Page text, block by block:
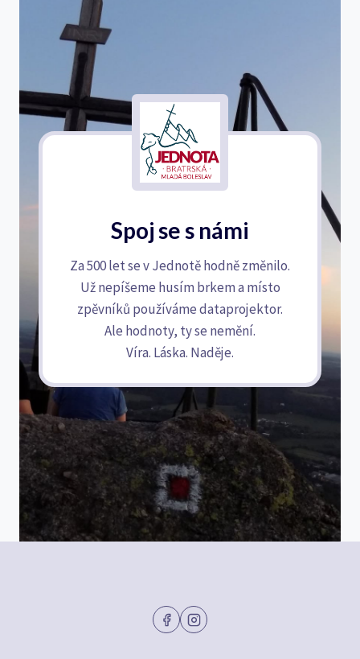
Spoj se s námi
Za 500 let se v Jednotě hodně změnilo.
Už nepíšeme husím brkem a místo
zpěvníků používáme dataprojektor.
Ale hodnoty, ty se nemění.
Víra. Láska. Naděje.